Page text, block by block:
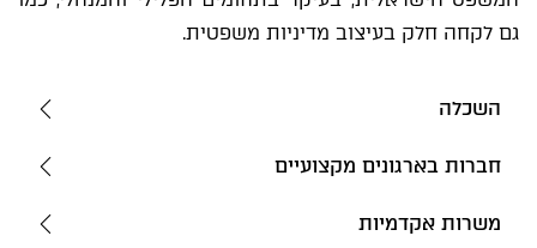
גם לקחה חלק בעיצוב מדיניות משפטית.
השכלה
חברות בארגונים מקצועיים
משרות אקדמיות